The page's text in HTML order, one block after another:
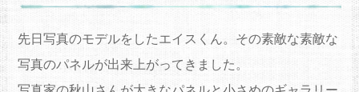
先日写真のモデルを したエイス くん。その素敵な素敵な
写真のパネルが出来上がってきま した 。